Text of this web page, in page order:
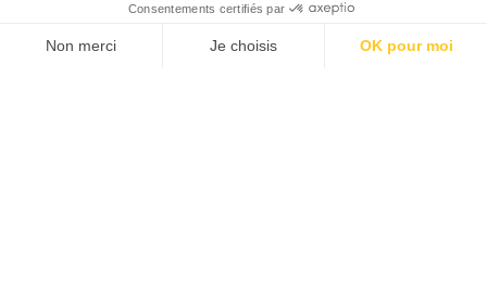
Consentements certifiés par
Non merci Je choisis OK pour moi
★★★★★